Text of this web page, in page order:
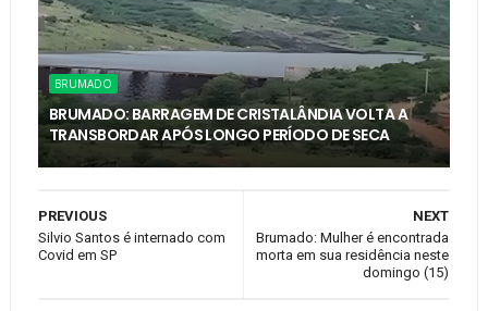
BRUMADO
BRUMADO: BARRAGEM DE CRISTALÂNDIA VOLTA A
TRANSBORDAR APÓS LONGO PERÍODO DE SECA
NEXT
Brumado: Mulher é encontrada
morta em sua residência neste
domingo (15)
PREVIOUS
Silvio Santos é internado com
Covid em SP